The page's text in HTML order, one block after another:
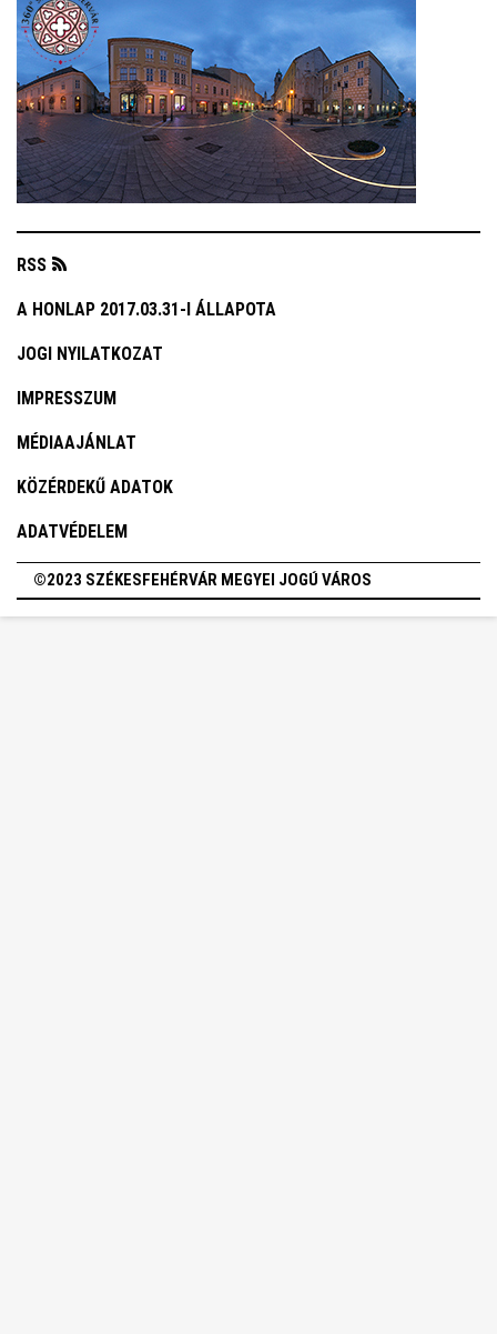
RSS
A HONLAP 2017.03.31-I ÁLLAPOTA
JOGI NYILATKOZAT
IMPRESSZUM
MÉDIAAJÁNLAT
KÖZÉRDEKŰ ADATOK
ADATVÉDELEM
©2023 SZÉKESFEHÉRVÁR MEGYEI JOGÚ VÁROS